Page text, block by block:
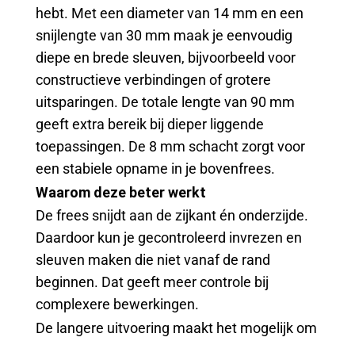
hebt. Met een diameter van 14 mm en een
snijlengte van 30 mm maak je eenvoudig
diepe en brede sleuven, bijvoorbeeld voor
constructieve verbindingen of grotere
uitsparingen. De totale lengte van 90 mm
geeft extra bereik bij dieper liggende
toepassingen. De 8 mm schacht zorgt voor
een stabiele opname in je bovenfrees.
Waarom deze beter werkt
De frees snijdt aan de zijkant én onderzijde.
Daardoor kun je gecontroleerd invrezen en
sleuven maken die niet vanaf de rand
beginnen. Dat geeft meer controle bij
complexere bewerkingen.
De langere uitvoering maakt het mogelijk om